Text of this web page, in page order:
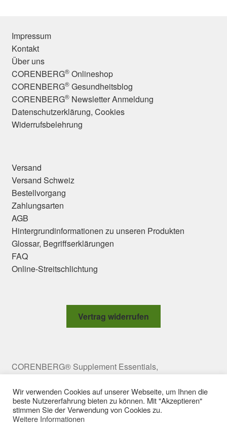
Impressum
Kontakt
Über uns
CORENBERG®Onlineshop
CORENBERG®Gesundheitsblog
CORENBERG®Newsletter Anmeldung
Datenschutzerklärung, Cookies
Widerrufsbelehrung
Versand
Versand Schweiz
Bestellvorgang
Zahlungsarten
AGB
Hintergrundinformationen zu unseren Produkten
Glossar, Begriffserklärungen
FAQ
Online-Streitschlichtung
Vertrag widerrufen
CORENBERG® Supplement Essentials,
office@corenberg.com Copyright © 2009-2025
CORENBERG e.U. All rights reserved.
Wir verwenden Cookies auf unserer Webseite, um Ihnen die
beste Nutzererfahrung bieten zu können. Mit "Akzeptieren"
stimmen Sie der Verwendung von Cookies zu.
Weitere Informationen